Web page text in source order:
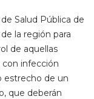
Salud Pública de
la región para
de aquellas
con infección
estrecho de un
que deberán